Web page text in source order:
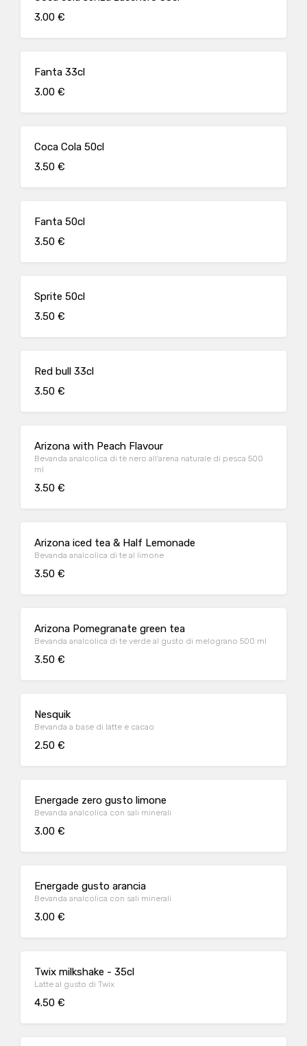
3.00 €
Fanta 33cl
3.00 €
Coca Cola 50cl
3.50 €
Fanta 50cl
3.50 €
Sprite 50cl
3.50 €
Red bull 33cl
3.50 €
Arizona with Peach Flavour
Bevanda analcolica di tè nero all’arena naturale di pesca 500
ml
3.50 €
Arizona iced tea & Half Lemonade
Bevanda analcolica di te al limone
3.50 €
Arizona Pomegranate green tea
Bevanda analcolica di te verde al gusto di melograno 500 ml
3.50 €
Nesquik
Bevanda a base di latte e cacao
2.50 €
Energade zero gusto limone
Bevanda analcolica con sali minerali
3.00 €
Energade gusto arancia
Bevanda analcolica con sali minerali
3.00 €
Twix milkshake - 35cl
Latte al gusto di Twix
4.50 €